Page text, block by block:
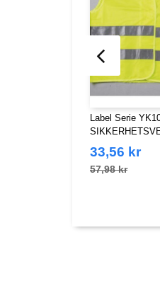
Label Serie
33,56 kr
57,98 kr